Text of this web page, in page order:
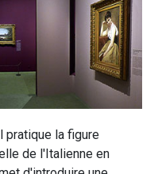
pratique la figure
de l'Italienne en